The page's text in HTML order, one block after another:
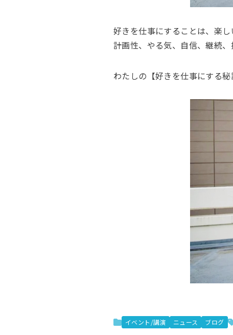
好きを仕事にすることは、楽
計画性、やる気、自信、継続
わたしの【好きを仕事にする
イベント/講演 ニュース ブログ